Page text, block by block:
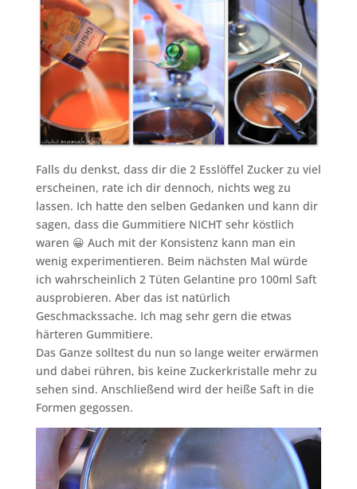
Falls du denkst, dass dir die 2 Esslöffel Zucker zu viel
erscheinen, rate ich dir dennoch, nichts weg zu
lassen. Ich hatte den selben Gedanken und kann dir
sagen, dass die Gummitiere NICHT sehr köstlich
waren 😀 Auch mit der Konsistenz kann man ein
wenig experimentieren. Beim nächsten Mal würde
ich wahrscheinlich 2 Tüten Gelantine pro 100ml Saft
ausprobieren. Aber das ist natürlich
Geschmackssache. Ich mag sehr gern die etwas
härteren Gummitiere.
Das Ganze solltest du nun so lange weiter erwärmen
und dabei rühren, bis keine Zuckerkristalle mehr zu
sehen sind. Anschließend wird der heiße Saft in die
Formen gegossen.